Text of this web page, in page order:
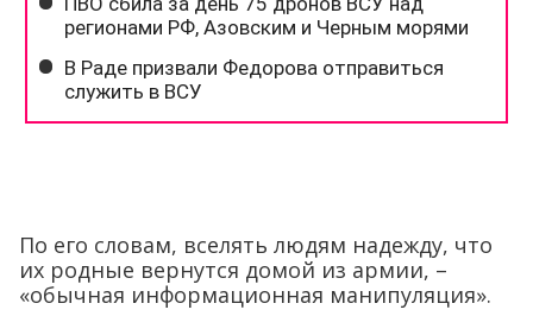
По его словам, вселять людям надежду, что
их родные вернутся домой из армии, –
«обычная информационная манипуляция».